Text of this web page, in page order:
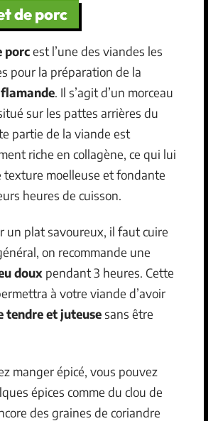
de porc
porcest l’une des viandes les
pour la préparation de la
. Il s’agit d’un morceau
sur les pattes arrières du
partie de la viande est
riche en collagène, ce qui lui
texture moelleuse et fondante
heures de cuisson.
un plat savoureux, il faut cuire
on recommande une
doux pendant 3 heures. Cette
à votre viande d’avoir
tendre et juteusesans être
manger épicé, vous pouvez
épices comme du clou de
des graines de coriandre